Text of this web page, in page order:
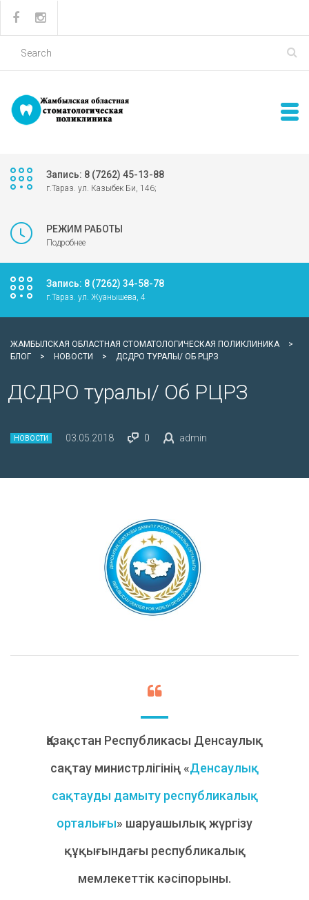
Запись: 8 (7262) 45-13-88
г.Тараз. ул. Казыбек Би, 146;
РЕЖИМ РАБОТЫ
Подробнее
Запись: 8 (7262) 34-58-78
г.Тараз. ул. Жуанышева, 4
ЖАМБЫЛСКАЯ ОБЛАСТНАЯ СТОМАТОЛОГИЧЕСКАЯ ПОЛИКЛИНИКА
>
БЛОГ
> НОВОСТИ > ДСДРО ТУРАЛЫ/ ОБ РЦРЗ
ДСДРО туралы/ Об РЦРЗ
НОВОСТИ 03.05.2018 0 admin
Қазақстан Республикасы Денсаулық
сақтау министрлігінің «Денсаулық
сақтауды дамыту республикалық
орталығы» шаруашылық жүргізу
құқығындағы республикалық
мемлекеттік кәсіпорыны.